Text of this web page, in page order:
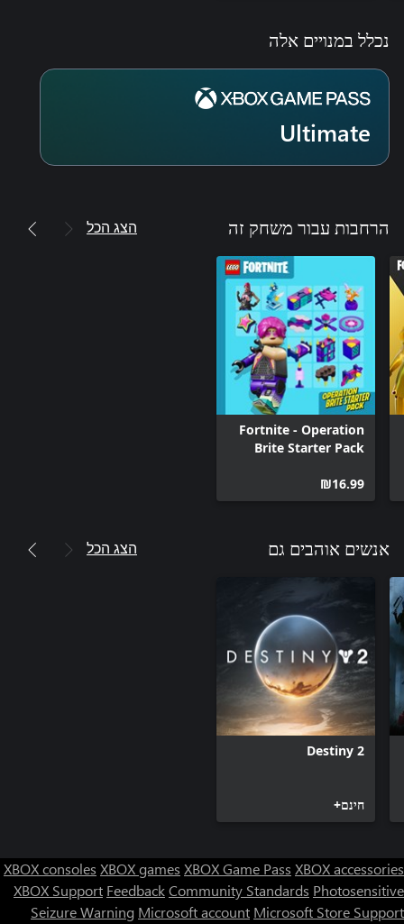
נכלל במנויים אלה
Ultimate
הרחבות עבור משחק זה הצג הכל
Fortnite - Operation
Brite Starter Pack
‪₪‎16.99‬
אנשים אוהבים גם הצג הכל
Destiny 2
חינם+
XBOX consoles XBOX games XBOX Game Pass XBOX accessories
XBOX Support FeedbackCommunity Standards Photosensitive
Seizure Warning Microsoft account Microsoft Store Support